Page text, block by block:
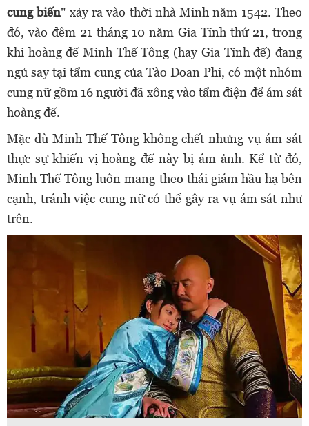
cung biến" xảy ra vào thời nhà Minh năm 1542. Theo
đó, vào đêm 21 tháng 10 năm Gia Tĩnh thứ 21, trong
khi hoàng đế Minh Thế Tông (hay Gia Tĩnh đế) đang
ngủ say tại tẩm cung của Tào Đoan Phi, có một nhóm
cung nữ gồm 16 người đã xông vào tẩm điện để ám sát
hoàng đế.
Mặc dù Minh Thế Tông không chết nhưng vụ ám sát
thực sự khiến vị hoàng đế này bị ám ảnh. Kể từ đó,
Minh Thế Tông luôn mang theo thái giám hầu hạ bên
cạnh, tránh việc cung nữ có thể gây ra vụ ám sát như
trên.